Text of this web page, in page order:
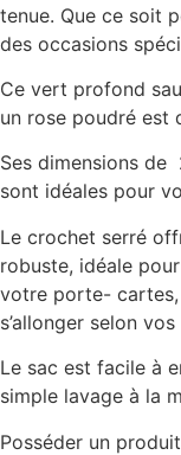
tenue. Que ce soit
des occasions
Ce vert profond
un rose poudré est
Ses dimensions
sont idéales pour
Le crochet serré
robuste, idéale
votre porte-
s’allonger selon
Le sac est facile à
simple lavage à la
Posséder un